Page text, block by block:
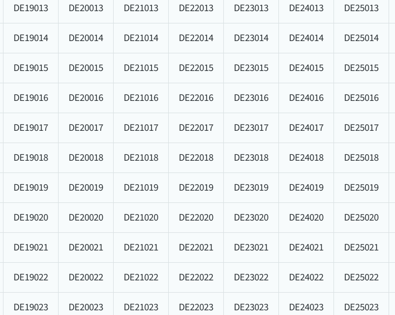
DE19013 DE20013 DE21013 DE22013 DE23013 DE24013 DE25013
DE19014 DE20014 DE21014 DE22014 DE23014 DE24014 DE25014
DE19015 DE20015 DE21015 DE22015 DE23015 DE24015 DE25015
DE19016 DE20016 DE21016 DE22016 DE23016 DE24016 DE25016
DE19017 DE20017 DE21017 DE22017 DE23017 DE24017 DE25017
DE19018 DE20018 DE21018 DE22018 DE23018 DE24018 DE25018
DE19019 DE20019 DE21019 DE22019 DE23019 DE24019 DE25019
DE19020 DE20020 DE21020 DE22020 DE23020 DE24020 DE25020
DE19021 DE20021 DE21021 DE22021 DE23021 DE24021 DE25021
DE19022 DE20022 DE21022 DE22022 DE23022 DE24022 DE25022
DE19023 DE20023 DE21023 DE22023 DE23023 DE24023 DE25023